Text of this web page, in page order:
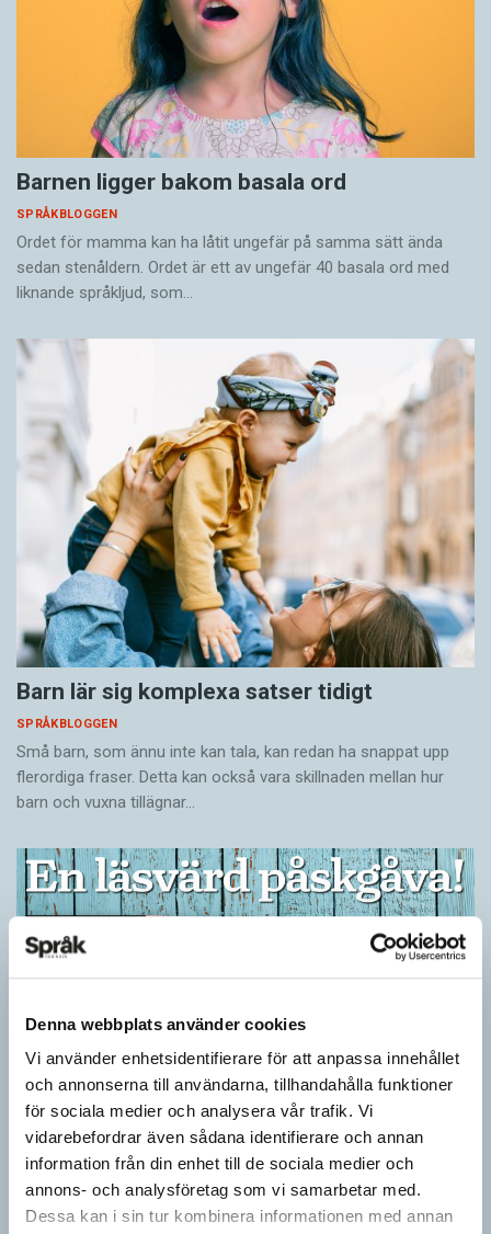
Denna webbplats använder cookies
Vi använder enhetsidentifierare för att anpassa innehållet
och annonserna till användarna, tillhandahålla funktioner
för sociala medier och analysera vår trafik. Vi
vidarebefordrar även sådana identifierare och annan
information från din enhet till de sociala medier och
annons- och analysföretag som vi samarbetar med.
Dessa kan i sin tur kombinera informationen med annan
Barnen ligger bakom basala ord
SPRÅKBLOGGEN
Ordet för mamma kan ha låtit ungefär på samma sätt ända
sedan stenåldern. Ordet är ett av ungefär 40 basala ord med
liknande språkljud, som…
Barn lär sig komplexa satser tidigt
SPRÅKBLOGGEN
Små barn, som ännu inte kan tala, kan redan ha snappat upp
flerordiga fraser. Detta kan också vara skillnaden mellan hur
barn och vuxna tillägnar…
Ge bort Språktidningen till påsk!
SPRÅKBLOGGEN
Inför påsken har vi ett riktigt fint erbjudande. Just nu kan du ge
bort 3 nummer av Språktidningen för bara 99 kronor! Du kan